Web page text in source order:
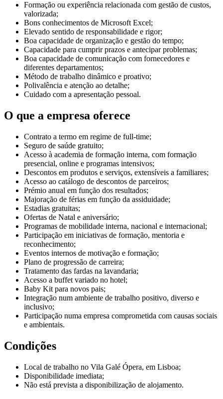
Formação ou experiência relacionada com gestão de custos,
valorizada;
Bons conhecimentos de Microsoft Excel;
Elevado sentido de responsabilidade e rigor;
Boa capacidade de organização e gestão do tempo;
Capacidade para cumprir prazos e antecipar problemas;
Boa capacidade de comunicação com fornecedores e
diferentes departamentos;
Método de trabalho dinâmico e proativo;
Polivalência e atenção ao detalhe;
Cuidado com a apresentação pessoal.
O que a empresa oferece
Contrato a termo em regime de full-time;
Seguro de saúde gratuito;
Acesso à academia de formação interna, com formação
presencial, online e programas intensivos;
Descontos em produtos e serviços, extensíveis a familiares;
Acesso ao catálogo de descontos de parceiros;
Prémio anual em função dos resultados;
Majoração de férias em função da assiduidade;
Estadias gratuitas;
Ofertas de Natal e aniversário;
Programas de mobilidade interna, nacional e internacional;
Participação em iniciativas de formação, mentoria e
reconhecimento;
Eventos internos de motivação e formação;
Plano de progressão de carreira;
Tratamento das fardas na lavandaria;
Acesso a buffet variado no hotel;
Baby Kit para novos pais;
Integração num ambiente de trabalho positivo, diverso e
inclusivo;
Participação numa empresa comprometida com causas sociais
e ambientais.
Condições
Local de trabalho no Vila Galé Ópera, em Lisboa;
Disponibilidade imediata;
Não está prevista a disponibilização de alojamento.